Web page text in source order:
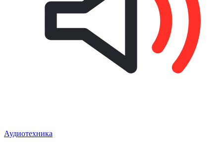
Аудиотехника